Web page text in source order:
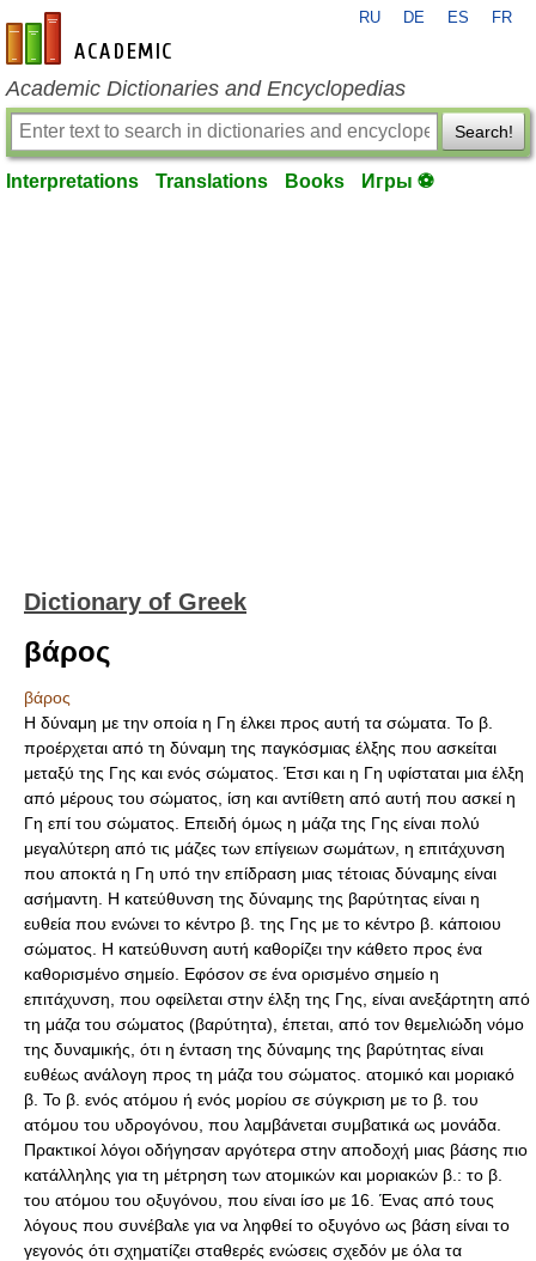
en-academic.com
RU DE ES FR
Academic Dictionaries and Encyclopedias
Search!
Interpretations Translations Books Игры ⚽
Dictionary of Greek
βάρος
βάρος
Η δύναμη με την οποία η Γη έλκει προς αυτή τα σώματα. Το β.
προέρχεται από τη δύναμη της παγκόσμιας έλξης που ασκείται
μεταξύ της Γης και ενός σώματος. Έτσι και η Γη υφίσταται μια έλξη
από μέρους του σώματος, ίση και αντίθετη από αυτή που ασκεί η
Γη επί του σώματος. Επειδή όμως η μάζα της Γης είναι πολύ
μεγαλύτερη από τις μάζες των επίγειων σωμάτων, η επιτάχυνση
που αποκτά η Γη υπό την επίδραση μιας τέτοιας δύναμης είναι
ασήμαντη. Η κατεύθυνση της δύναμης της βαρύτητας είναι η
ευθεία που ενώνει το κέντρο β. της Γης με το κέντρο β. κάποιου
σώματος. Η κατεύθυνση αυτή καθορίζει την κάθετο προς ένα
καθορισμένο σημείο. Εφόσον σε ένα ορισμένο σημείο η
επιτάχυνση, που οφείλεται στην έλξη της Γης, είναι ανεξάρτητη από
τη μάζα του σώματος (βαρύτητα), έπεται, από τον θεμελιώδη νόμο
της δυναμικής, ότι η ένταση της δύναμης της βαρύτητας είναι
ευθέως ανάλογη προς τη μάζα του σώματος. ατομικό και μοριακό
β. Το β. ενός ατόμου ή ενός μορίου σε σύγκριση με το β. του
ατόμου του υδρογόνου, που λαμβάνεται συμβατικά ως μονάδα.
Πρακτικοί λόγοι οδήγησαν αργότερα στην αποδοχή μιας βάσης πιο
κατάλληλης για τη μέτρηση των ατομικών και μοριακών β.: το β.
του ατόμου του οξυγόνου, που είναι ίσο με 16. Ένας από τους
λόγους που συνέβαλε για να ληφθεί το οξυγόνο ως βάση είναι το
γεγονός ότι σχηματίζει σταθερές ενώσεις σχεδόν με όλα τα